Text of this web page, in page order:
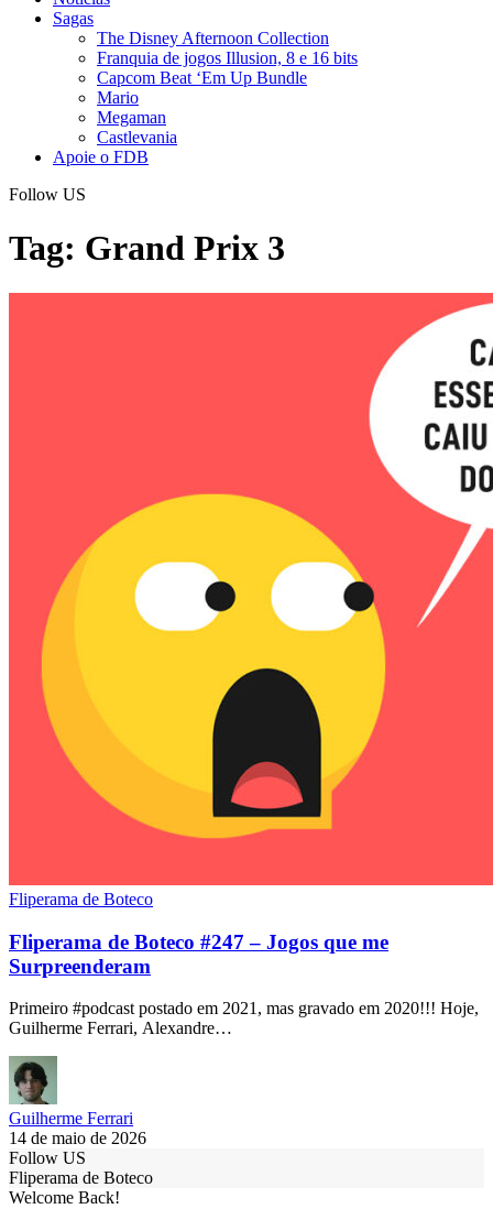
Sagas
The Disney Afternoon Collection
Franquia de jogos Illusion, 8 e 16 bits
Capcom Beat ‘Em Up Bundle
Mario
Megaman
Castlevania
Apoie o FDB
Follow US
Tag: Grand Prix 3
Fliperama de Boteco
Fliperama de Boteco #247 – Jogos que me
Surpreenderam
Primeiro #podcast postado em 2021, mas gravado em 2020!!! Hoje,
Guilherme Ferrari, Alexandre…
Guilherme Ferrari
14 de maio de 2026
Follow US
Fliperama de Boteco
Welcome Back!